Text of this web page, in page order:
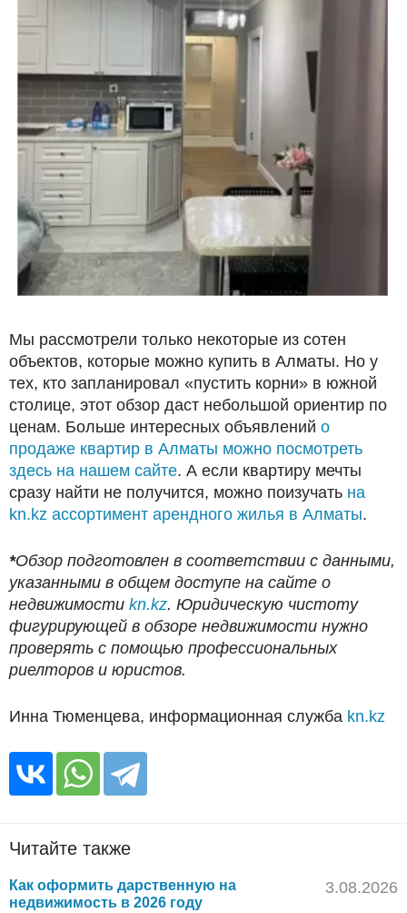
Мы рассмотрели только некоторые из сотен
объектов, которые можно купить в Алматы. Но у
тех, кто запланировал «пустить корни» в южной
столице, этот обзор даст небольшой ориентир по
ценам. Больше интересных объявлений о
продаже квартир в Алматы можно посмотреть
здесь на нашем сайте. А если квартиру мечты
сразу найти не получится, можно поизучать на
kn.kz ассортимент арендного жилья в Алматы.
*Обзор подготовлен в соответствии с данными,
указанными в общем доступе на сайте о
недвижимости kn.kz. Юридическую чистоту
фигурирующей в обзоре недвижимости нужно
проверять с помощью профессиональных
риелторов и юристов.
Инна Тюменцева, информационная служба kn.kz
Читайте также
Как оформить дарственную на
недвижимость в 2026 году
3.08.2026